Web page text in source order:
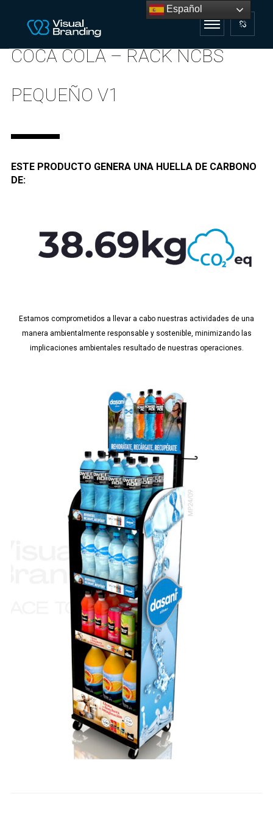
COCA COLA – RACK NCBS
PEQUEÑO V1
ESTE PRODUCTO GENERA UNA HUELLA DE CARBONO
DE:
Estamos comprometidos a llevar a cabo nuestras actividades de una
manera ambientalmente responsable y sostenible, minimizando las
implicaciones ambientales resultado de nuestras operaciones.
Español